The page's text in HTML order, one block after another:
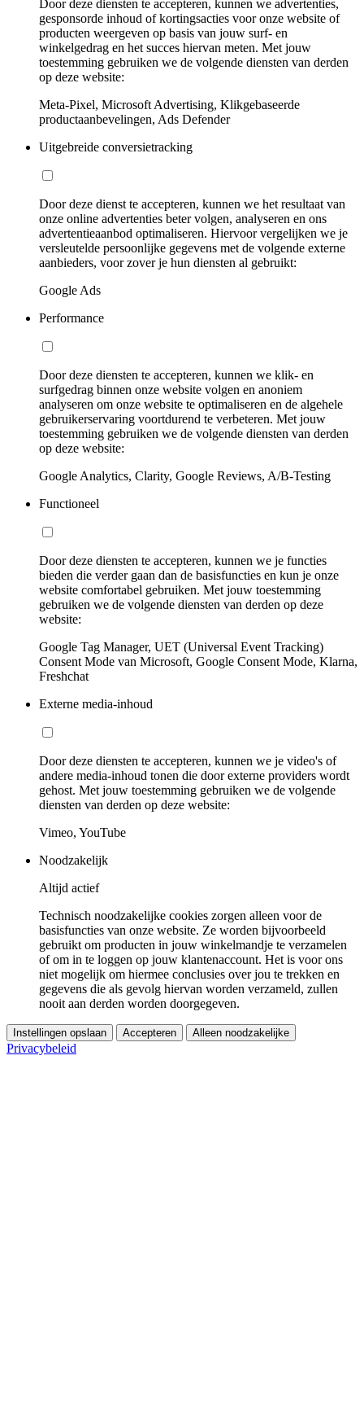
Door deze diensten te accepteren, kunnen we advertenties,
gesponsorde inhoud of kortingsacties voor onze website of
producten weergeven op basis van jouw surf- en
winkelgedrag en het succes hiervan meten. Met jouw
toestemming gebruiken we de volgende diensten van derden
op deze website:
Meta-Pixel, Microsoft Advertising, Klikgebaseerde
productaanbevelingen, Ads Defender
Uitgebreide conversietracking
Door deze dienst te accepteren, kunnen we het resultaat van
onze online advertenties beter volgen, analyseren en ons
advertentieaanbod optimaliseren. Hiervoor vergelijken we je
versleutelde persoonlijke gegevens met de volgende externe
aanbieders, voor zover je hun diensten al gebruikt:
Google Ads
Performance
Door deze diensten te accepteren, kunnen we klik- en
surfgedrag binnen onze website volgen en anoniem
analyseren om onze website te optimaliseren en de algehele
gebruikerservaring voortdurend te verbeteren. Met jouw
toestemming gebruiken we de volgende diensten van derden
op deze website:
Google Analytics, Clarity, Google Reviews, A/B-Testing
Functioneel
Door deze diensten te accepteren, kunnen we je functies
bieden die verder gaan dan de basisfuncties en kun je onze
website comfortabel gebruiken. Met jouw toestemming
gebruiken we de volgende diensten van derden op deze
website:
Google Tag Manager, UET (Universal Event Tracking)
Consent Mode van Microsoft, Google Consent Mode, Klarna,
Freshchat
Externe media-inhoud
Door deze diensten te accepteren, kunnen we je video's of
andere media-inhoud tonen die door externe providers wordt
gehost. Met jouw toestemming gebruiken we de volgende
diensten van derden op deze website:
Vimeo, YouTube
Noodzakelijk
Altijd actief
Technisch noodzakelijke cookies zorgen alleen voor de
basisfuncties van onze website. Ze worden bijvoorbeeld
gebruikt om producten in jouw winkelmandje te verzamelen
of om in te loggen op jouw klantenaccount. Het is voor ons
niet mogelijk om hiermee conclusies over jou te trekken en
gegevens die als gevolg hiervan worden verzameld, zullen
nooit aan derden worden doorgegeven.
Instellingen opslaan Accepteren Alleen noodzakelijke
Privacybeleid